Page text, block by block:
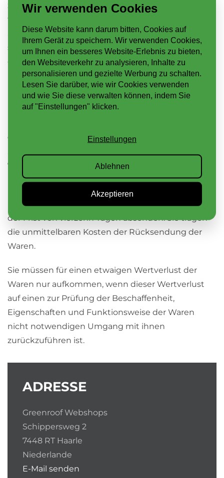
zurückgesandt haben, je nachdem, welches der
frühere Zeitpunkt ist.
Sie haben die Waren unverzüglich und in jedem Fall
spätestens binnen vierzehn Tagen ab dem Tag, an
dem Sie uns über den Widerruf dieses Vertrags
unterrichten, an uns zurückzusenden oder zu
übergeben.
Rücksendung der Sache:
Greenroof Webshops
Schippersweg 2
7448 RT Haarle
Niederlande
Die Frist ist gewahrt, wenn Sie die Waren vor Ablauf
der Frist von vierzehn Tagen absenden. Sie tragen
die unmittelbaren Kosten der Rücksendung der
Waren.
Sie müssen für einen etwaigen Wertverlust der
Waren nur aufkommen, wenn dieser Wertverlust
auf einen zur Prüfung der Beschaffenheit,
Eigenschaften und Funktionsweise der Waren
nicht notwendigen Umgang mit ihnen
zurückzuführen ist.
ADRESSE
Greenroof Webshops
Schippersweg 2
7448 RT Haarle
Niederlande
E-Mail senden
Wir verwenden Cookies
Diese Website kann darum bitten, Cookies auf
Ihrem Gerät zu speichern. Wir verwenden Cookies,
um Ihnen ein besseres Website-Erlebnis zu bieten,
den Websiteverkehr zu analysieren, Inhalte zu
personalisieren und gezielte Werbung zu schalten.
Lesen Sie darüber, wie wir Cookies verwenden
und wie Sie diese verwalten können, indem Sie
auf "Einstellungen" klicken.
Einstellungen
Ablehnen
Akzeptieren